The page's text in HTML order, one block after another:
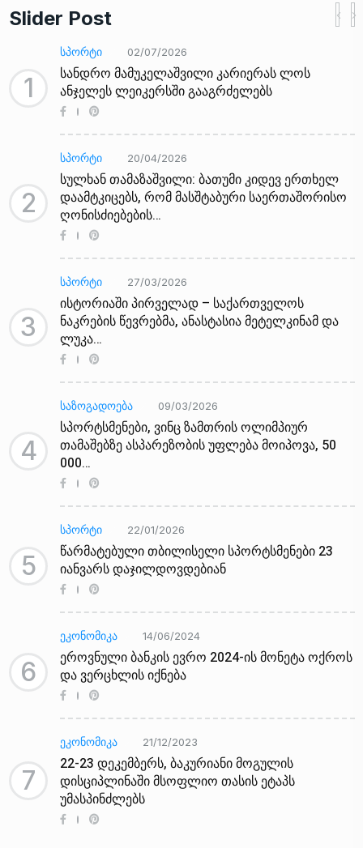
Slider Post
1
ᲡᲞᲝᲠᲢᲘ 02/07/2026
სანდრო მამუკელაშვილი კარიერას ლოს
ანჯელეს ლეიკერსში გააგრძელებს
2
ᲡᲞᲝᲠᲢᲘ 20/04/2026
სულხან თამაზაშვილი: ბათუმი კიდევ ერთხელ
დაამტკიცებს, რომ მასშტაბური საერთაშორისო
ღონისძიებების…
3
ᲡᲞᲝᲠᲢᲘ 27/03/2026
ისტორიაში პირველად – საქართველოს
ნაკრების წევრებმა, ანასტასია მეტელკინამ და
ლუკა…
4
ᲡᲐᲖᲝᲒᲐᲓᲝᲔᲑᲐ 09/03/2026
სპორტსმენები, ვინც ზამთრის ოლიმპიურ
თამაშებზე ასპარეზობის უფლება მოიპოვა, 50
000…
5
ᲡᲞᲝᲠᲢᲘ 22/01/2026
წარმატებული თბილისელი სპორტსმენები 23
იანვარს დაჯილდოვდებიან
6
ᲔᲙᲝᲜᲝᲛᲘᲙᲐ 14/06/2024
ეროვნული ბანკის ევრო 2024-ის მონეტა ოქროს
და ვერცხლის იქნება
7
ᲔᲙᲝᲜᲝᲛᲘᲙᲐ 21/12/2023
22-23 დეკემბერს, ბაკურიანი მოგულის
დისციპლინაში მსოფლიო თასის ეტაპს
უმასპინძლებს